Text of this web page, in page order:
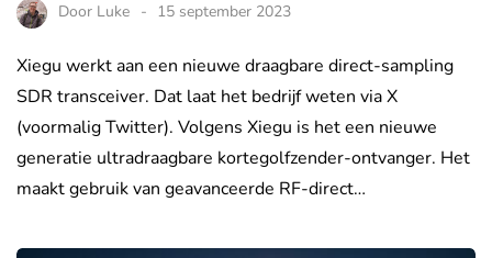
Door Luke 15 september 2023
Xiegu werkt aan een nieuwe draagbare direct-sampling
SDR transceiver. Dat laat het bedrijf weten via X
(voormalig Twitter). Volgens Xiegu is het een nieuwe
generatie ultradraagbare kortegolfzender-ontvanger. Het
maakt gebruik van geavanceerde RF-direct…